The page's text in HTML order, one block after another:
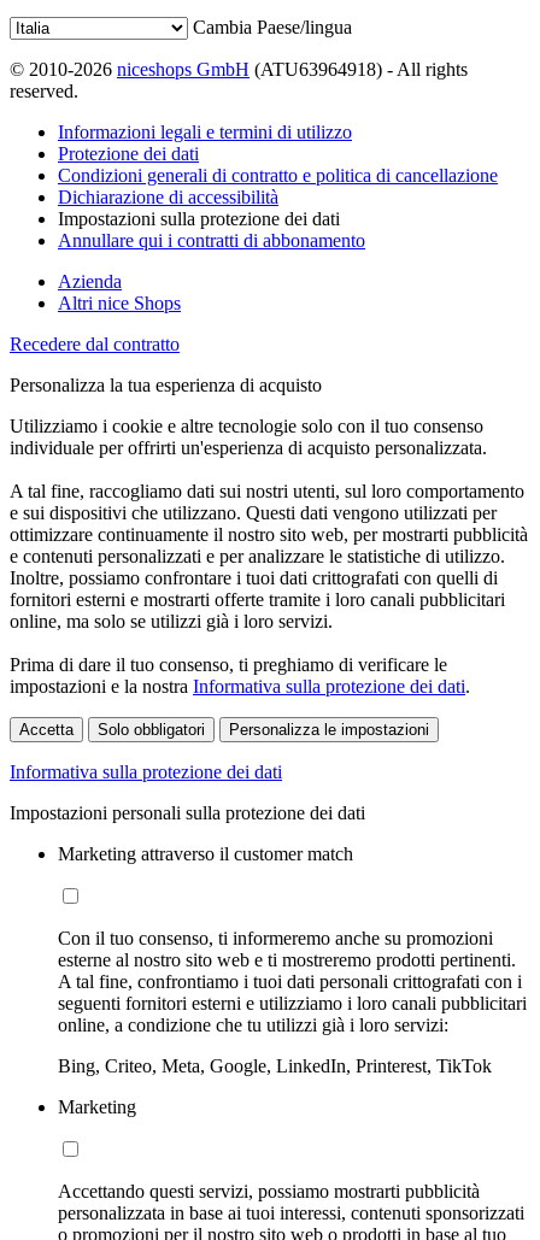
Cambia Paese/lingua
© 2010-2026 niceshops GmbH (ATU63964918) - All rights
reserved.
Informazioni legali e termini di utilizzo
Protezione dei dati
Condizioni generali di contratto e politica di cancellazione
Dichiarazione di accessibilità
Impostazioni sulla protezione dei dati
Annullare qui i contratti di abbonamento
Azienda
Altri nice Shops
Recedere dal contratto
Personalizza la tua esperienza di acquisto
Utilizziamo i cookie e altre tecnologie solo con il tuo consenso
individuale per offrirti un'esperienza di acquisto personalizzata.
A tal fine, raccogliamo dati sui nostri utenti, sul loro comportamento
e sui dispositivi che utilizzano. Questi dati vengono utilizzati per
ottimizzare continuamente il nostro sito web, per mostrarti pubblicità
e contenuti personalizzati e per analizzare le statistiche di utilizzo.
Inoltre, possiamo confrontare i tuoi dati crittografati con quelli di
fornitori esterni e mostrarti offerte tramite i loro canali pubblicitari
online, ma solo se utilizzi già i loro servizi.
Prima di dare il tuo consenso, ti preghiamo di verificare le
impostazioni e la nostra Informativa sulla protezione dei dati.
Accetta Solo obbligatori Personalizza le impostazioni
Informativa sulla protezione dei dati
Impostazioni personali sulla protezione dei dati
Marketing attraverso il customer match
Con il tuo consenso, ti informeremo anche su promozioni
esterne al nostro sito web e ti mostreremo prodotti pertinenti.
A tal fine, confrontiamo i tuoi dati personali crittografati con i
seguenti fornitori esterni e utilizziamo i loro canali pubblicitari
online, a condizione che tu utilizzi già i loro servizi:
Bing, Criteo, Meta, Google, LinkedIn, Printerest, TikTok
Marketing
Accettando questi servizi, possiamo mostrarti pubblicità
personalizzata in base ai tuoi interessi, contenuti sponsorizzati
o promozioni per il nostro sito web o prodotti in base al tuo